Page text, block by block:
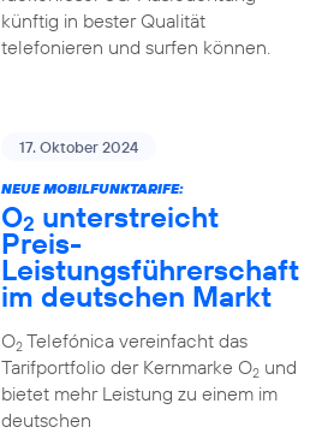
künftig in bester Qualität
telefonieren und surfen können.
17. Oktober 2024
NEUE MOBILFUNKTARIFE:
O2 unterstreicht
Preis-
Leistungsführerschaft
im deutschen Markt
O2Telefónica vereinfacht das
Tarifportfolio der Kernmarke O2und
bietet mehr Leistung zu einem im
deutschen